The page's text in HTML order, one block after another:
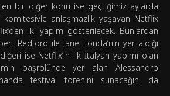
bir diğer konu ise geçtiğimiz aylarda
komitesiyle anlaşmazlık yaşayan Netflix
iki yapım gösterilecek. Bunlardan
Redford ile Jane Fonda’nın yer aldığı
ise Netflix’in ilk İtalyan yapımı olan
başrolünde yer alan Alessandro
festival törenini sunacağını da